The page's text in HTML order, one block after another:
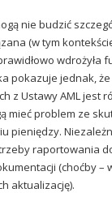
nie budzić
(w tym
wdrożyła
pokazuje jednak,
z Ustawy AML jest
mieć problem ze
pieniędzy.
raportowania
(choćby –
aktualizację).